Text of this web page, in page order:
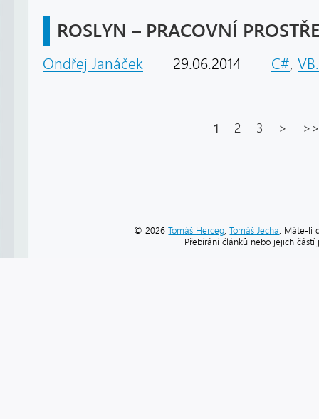
ROSLYN – PRACOVNÍ
Ondřej Janáček 29.06.2014 C#,
1 2 3 >
© 2026Tomáš Herceg ,Tomáš Jecha . Máte-li
Přebírání článků nebo jejich